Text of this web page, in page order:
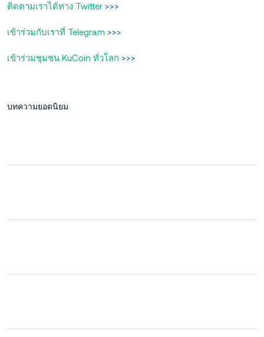
ติดตามเราได้ทาง Twitter >>>
เข้าร่วมกับเราที่ Telegram >>>
เข้าร่วมชุมชน KuCoin ทั่วโลก >>>
บทความยอดนิยม